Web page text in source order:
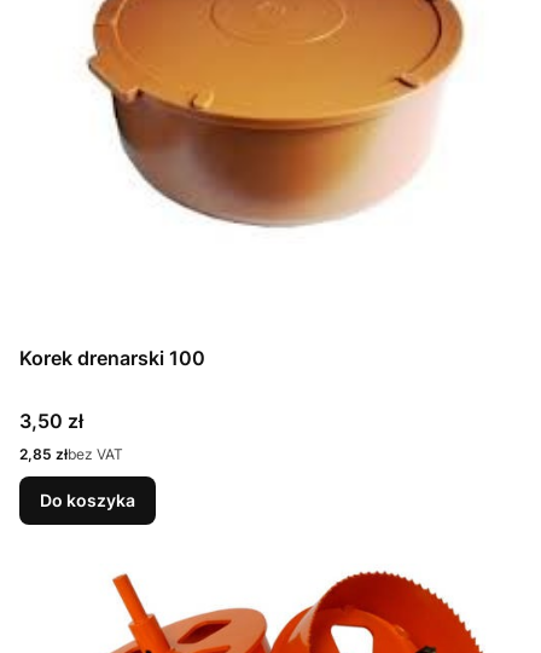
Korek drenarski 100
Cena
3,50 zł
Cena
2,85 złbez VAT
Do koszyka